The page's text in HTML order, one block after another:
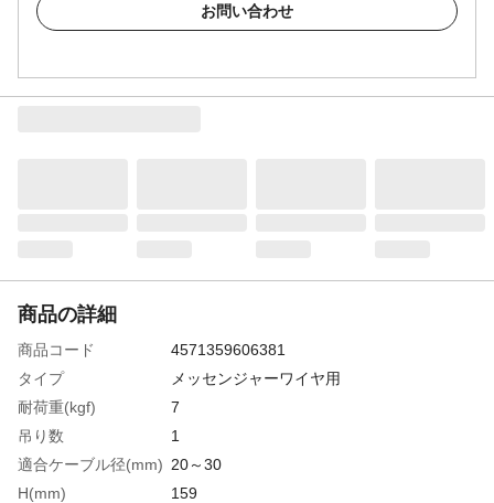
お問い合わせ
商品の詳細
商品コード
4571359606381
タイプ
メッセンジャーワイヤ用
耐荷重(kgf)
7
吊り数
1
適合ケーブル径(mm) 20～30
H(mm)
159